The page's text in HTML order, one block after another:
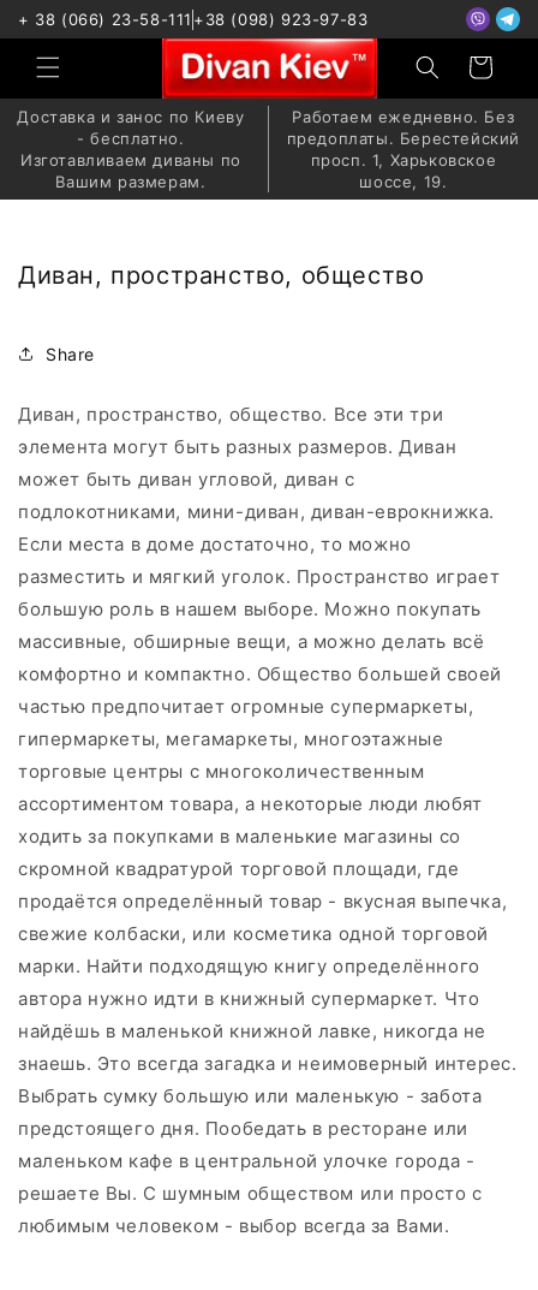
к
+ 38 (066) 23-58-111 +38 (098) 923-97-83
Корзина
Доставка и занос по Киеву
- бесплатно.
Изготавливаем диваны по
Вашим размерам.
Работаем ежедневно. Без
предоплаты. Берестейский
просп. 1, Харьковское
шоссе, 19.
Диван, пространство, общество
Share
Диван, пространство, общество. Все эти три
элемента могут быть разных размеров. Диван
может быть диван угловой, диван с
подлокотниками, мини-диван, диван-еврокнижка.
Если места в доме достаточно, то можно
разместить и мягкий уголок. Пространство играет
большую роль в нашем выборе. Можно покупать
массивные, обширные вещи, а можно делать всё
комфортно и компактно. Общество большей своей
частью предпочитает огромные супермаркеты,
гипермаркеты, мегамаркеты, многоэтажные
торговые центры с многоколичественным
ассортиментом товара, а некоторые люди любят
ходить за покупками в маленькие магазины со
скромной квадратурой торговой площади, где
продаётся определённый товар - вкусная выпечка,
свежие колбаски, или косметика одной торговой
марки. Найти подходящую книгу определённого
автора нужно идти в книжный супермаркет. Что
найдёшь в маленькой книжной лавке, никогда не
знаешь. Это всегда загадка и неимоверный интерес.
Выбрать сумку большую или маленькую - забота
предстоящего дня. Пообедать в ресторане или
маленьком кафе в центральной улочке города -
решаете Вы. С шумным обществом или просто с
любимым человеком - выбор всегда за Вами.